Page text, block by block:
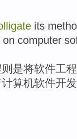
its
on computer
则是将软件工
计算机软件开发